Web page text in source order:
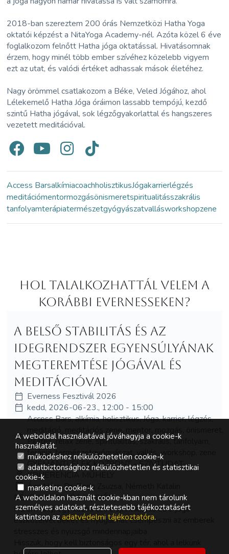
2018-ban szereztem 200 órás Nemzetközi Hatha Yoga
oktatói képzést a NitaYoga Academy-nél. Azóta közel 6 éve
foglalkozom felnőtt Hatha jóga oktatással. Hivatásomnak
érzem, hogy minél több ember szívéhez közelebb vigyem
ezt az utat, és valódi értéket adhassak mások életéhez.
Nagy örömmel csatlakozom a Béke, Veled Jógához, ahol
Lélekemelő Hatha Jóga óráimon lassabb tempójú, kezdő
szintű Hatha jógával, sok légzőgyakorlattal és hangszeres
vezetett meditációval.
Access BarsalkímiacoachholisztikusJógakarrierlégzés
meditációmentormozgásönismeretspiritualitásszakrális
tanfolyamterápiatermészetgyógyászatvallásworkshopzene
Hol Talalkozhattál velem a
korábbi Evernesseken?
A belső stabilitás és az
idegrendszer egyensúlyának
megteremtése jógával és
meditációval
Everness Fesztivál 2026
kedd, 2026-06-23., 12:00 - 15:00
Access Bars, alkímia, holisztikus, Jóga, karrier, légzés,
meditáció, meditációs zene, mentor, mozgás, önismeret,
Pilates, relax zene, spiritualitás, szakrális, tanfolyam,
terápia, természetgyógyászat, vallás, workshop, zene
GYÉMÁNTLÉLEK KÖZPONT - SZÍVTUDAT-
KOHERENCIA MŰHELY
Ács Nóra, Dr. Boda Zsuzsa, Németh Katalin
BÉKE, VELED JÓGA (GYŐR)
Három lány, egy közös cél: a spiritualitás és a jóga
eszközeivel békét és nyugalmat csempészni az emberek
A weboldal használatával jóváhagyja a cookie-k
használatát.
működéshez nélkülözhetetlen cookie-k
adatbiztonsághoz nélkülözhetetlen és statisztikai
cookie-k
marketing cookie-k
A weboldalon használt cookie-kban nem tárolunk
személyes adatokat, részletesebb tájékoztatásért
kattintson az adatvédelmi tájékoztatóra.